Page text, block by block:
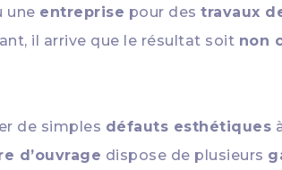
une entreprise pour destravaux
il arrive que le résultat soit non
de simples défauts esthétiques
d’ouvrage dispose de plusieurs